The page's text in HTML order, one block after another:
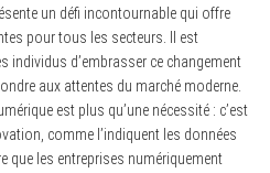
un défi incontournable qui offre
pour tous les secteurs. Il est
individus d’embrasser ce changement
aux attentes du marché moderne.
est plus qu’une nécessité : c’est
comme l’indiquent les données
que les entreprises numériquement